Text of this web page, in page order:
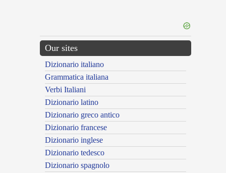
Our sites
Dizionario italiano
Grammatica italiana
Verbi Italiani
Dizionario latino
Dizionario greco antico
Dizionario francese
Dizionario inglese
Dizionario tedesco
Dizionario spagnolo